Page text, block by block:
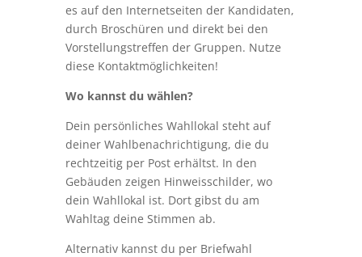
es auf den Internetseiten der Kandidaten,
durch Broschüren und direkt bei den
Vorstellungstreffen der Gruppen. Nutze
diese Kontaktmöglichkeiten!
Wo kannst du wählen?
Dein persönliches Wahllokal steht auf
deiner Wahlbenachrichtigung, die du
rechtzeitig per Post erhältst. In den
Gebäuden zeigen Hinweisschilder, wo
dein Wahllokal ist. Dort gibst du am
Wahltag deine Stimmen ab.
Alternativ kannst du per Briefwahl